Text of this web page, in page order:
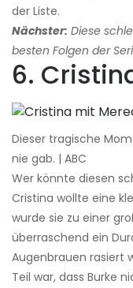
der Liste.
Nächster: Diese
besten Folgen der
6.
Dieser tragische
nie gab. | ABC
Wer könnte diesen
Cristina wollte eine
wurde sie zu einer
überraschend ein
Augenbrauen rasiert
Teil war, dass Burke